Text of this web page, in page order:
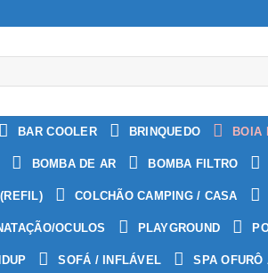
BAR COOLER BRINQUEDO BOIA
BOMBA DE AR BOMBA FILTRO
COLCHÃO CAMPING / CASA
OCULOS PLAYGROUND
SOFÁ / INFLÁVEL SPA OFURÔ